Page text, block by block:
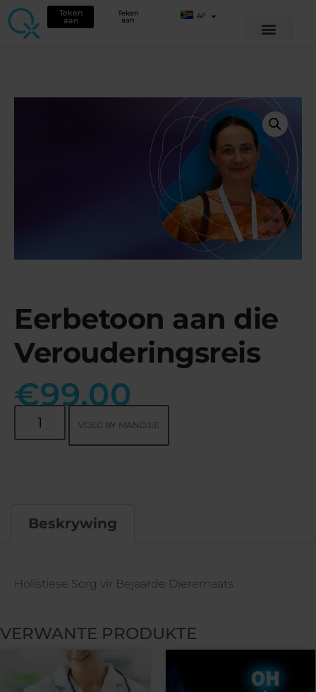
Teken
aan
Teken
aan AF
Eerbetoon aan die
Verouderingsreis
€99.00
VOEG BY MANDJIE
Beskrywing
Holistiese Sorg vir Bejaarde Dieremaats
VERWANTE PRODUKTE